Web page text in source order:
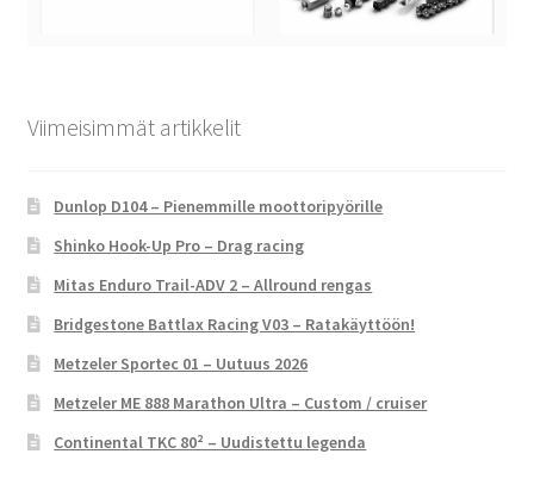
Viimeisimmät artikkelit
Dunlop D104 – Pienemmille moottoripyörille
Shinko Hook-Up Pro – Drag racing
Mitas Enduro Trail-ADV 2 – Allround rengas
Bridgestone Battlax Racing V03 – Ratakäyttöön!
Metzeler Sportec 01 – Uutuus 2026
Metzeler ME 888 Marathon Ultra – Custom / cruiser
Continental TKC 80² – Uudistettu legenda